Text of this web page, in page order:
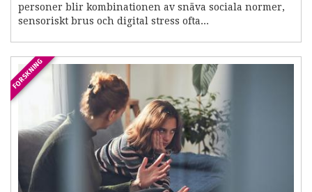
personer blir kombinationen av snäva sociala normer,
sensoriskt brus och digital stress ofta...
FORSKNING